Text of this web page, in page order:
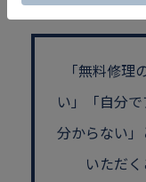
「無料修
い」
「自分
分からない
いただ